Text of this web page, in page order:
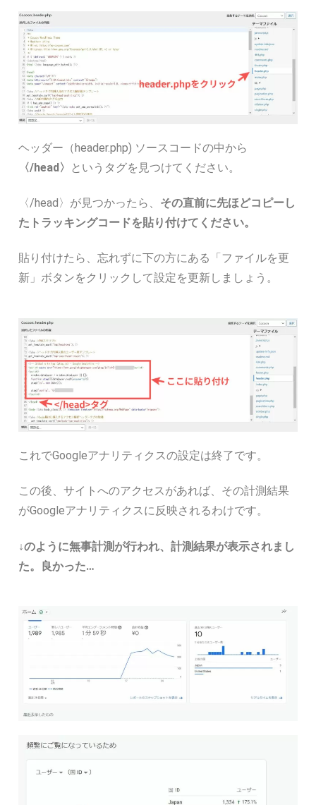
ヘッダー（header.php) ソースコードの中から
〈/head〉
というタグを見つけてください。
〈/head〉が見つかったら、 その直前に先ほどコピーし
たトラッキングコードを貼り付けてください。
貼り付けたら、忘れずに下の方にある「ファイルを更
新」ボタンをクリックして設定を更新しましょう。
これでGoogleアナリティクスの設定は終了です。
この後、サイトへのアクセスがあれば、その計測結果
がGoogleアナリティクスに反映されるわけです。
↓のように無事計測が行われ、計測結果が表示されまし
た。良かった…